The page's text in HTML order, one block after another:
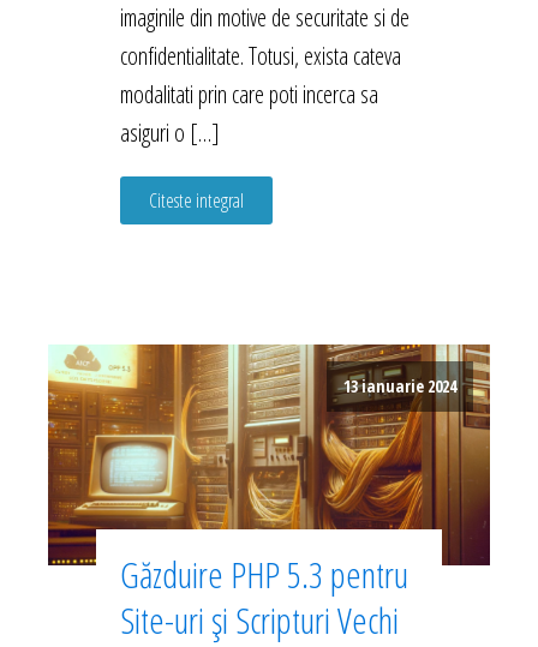
imaginile din motive de securitate si de
confidentialitate. Totusi, exista cateva
modalitati prin care poti incerca sa
asiguri o […]
Citeste integral
13 ianuarie 2024
Găzduire PHP 5.3 pentru
Site-uri și Scripturi Vechi